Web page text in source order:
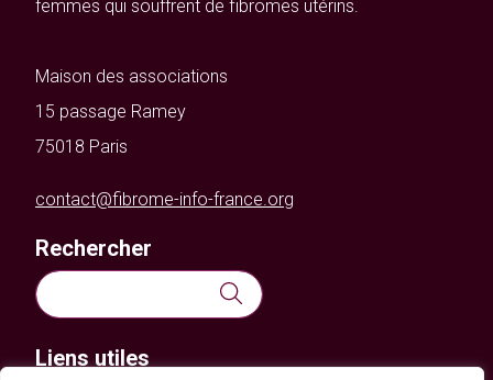
femmes qui souffrent de fibromes utérins.
Maison des associations
15 passage Ramey
75018 Paris
contact@fibrome-info-france.org
Rechercher
Rechercher :
Liens utiles